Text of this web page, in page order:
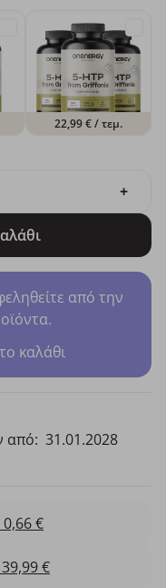
22,99 €/ τεμ.
+
από την
καλάθι
από: 31.01.2028
€
€